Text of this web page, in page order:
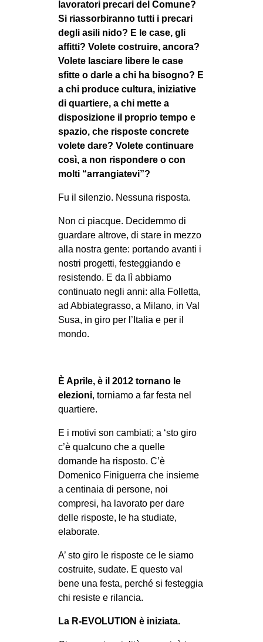
SEARCH
lavoratori precari del Comune?
Si riassorbiranno tutti i precari
degli asili nido? E le case, gli
affitti? Volete costruire, ancora?
Volete lasciare libere le case
sfitte o darle a chi ha bisogno? E
a chi produce cultura, iniziative
di quartiere, a chi mette a
disposizione il proprio tempo e
spazio, che risposte concrete
volete dare? Volete continuare
così, a non rispondere o con
molti “arrangiatevi”?
Fu il silenzio. Nessuna risposta.
Non ci piacque. Decidemmo di
guardare altrove, di stare in mezzo
alla nostra gente: portando avanti i
nostri progetti, festeggiando e
resistendo. E da lì abbiamo
continuato negli anni: alla Folletta,
ad Abbiategrasso, a Milano, in Val
Susa, in giro per l’Italia e per il
mondo.
È Aprile, è il 2012 tornano le
elezioni, torniamo a far festa nel
quartiere.
E i motivi son cambiati; a ‘sto giro
c’è qualcuno che a quelle
domande ha risposto. C’è
Domenico Finiguerra che insieme
a centinaia di persone, noi
compresi, ha lavorato per dare
delle risposte, le ha studiate,
elaborate.
A’ sto giro le risposte ce le siamo
costruite, sudate. E questo val
bene una festa, perché si festeggia
chi resiste e rilancia.
La R-EVOLUTION è iniziata.